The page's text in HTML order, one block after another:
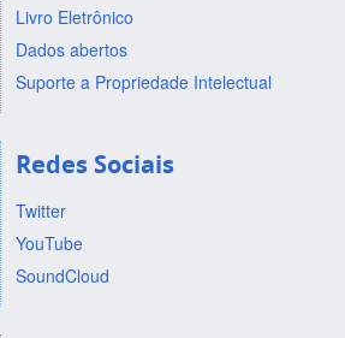
Livro Eletrônico
Dados abertos
Suporte a Propriedade Intelectual
Redes Sociais
Twitter
YouTube
SoundCloud